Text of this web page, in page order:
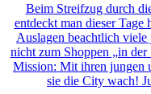
Beim Streifzug durch
entdeckt man dieser
Auslagen beachtlich
nicht zum Shoppen „in der
Mission: Mit ihren jungen
sie die City wach!